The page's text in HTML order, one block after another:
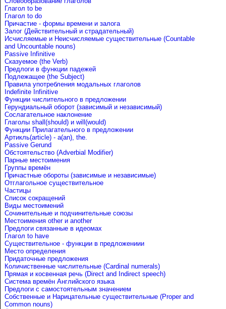
Глагол to be
Глагол to do
Причастие - формы времени и залога
Залог (Действительный и страдательный)
Исчисляемые и Неисчисляемые существительные (Countable
and Uncountable nouns)
Passive Infinitive
Сказуемое (the Verb)
Предлоги в функции падежей
Подлежащее (the Subject)
Правила употребления модальных глаголов
Indefinite Infinitive
Функции числительного в предложении
Герундиальный оборот (зависимый и независимый)
Сослагательное наклонение
Глаголы shall(should) и will(would)
Функции Прилагательного в предложении
Артикль(article) - a(an), the.
Passive Gerund
Обстоятельство (Adverbial Modifier)
Парные местоимения
Группы времён
Причастные обороты (зависимые и независимые)
Отглагольное существительное
Частицы
Список сокращений
Виды местоимений
Сочинительные и подчинительные союзы
Местоимения other и another
Предлоги связанные в идеомах
Глагол to have
Существительное - функции в предложениии
Место определения
Придаточные предложения
Количиственные числительные (Cardinal numerals)
Прямая и косвенная речь (Direct and Indirect speech)
Система времён Английского языка
Предлоги с самостоятельным значением
Собственные и Нарицательные cуществительные (Proper and
Common nouns)